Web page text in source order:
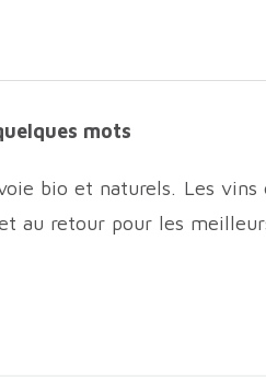
mots
bio et naturels. Les vins
au retour pour les